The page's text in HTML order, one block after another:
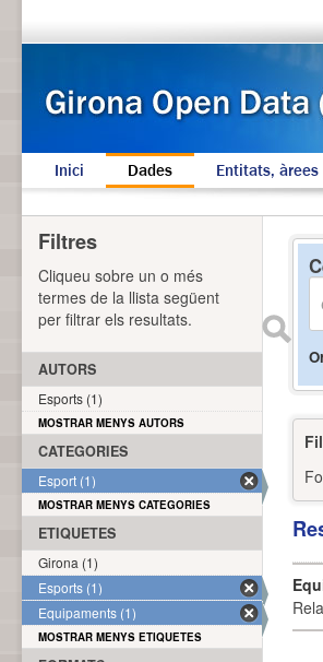
Inici Dades Entitats,
Filtres
Cliqueu sobre un o més
termes de la llista següent
per filtrar els resultats.
AUTORS
Esports (1)
MOSTRAR MENYS AUTORS
CATEGORIES
Esport (1)
MOSTRAR MENYS CATEGORIES
ETIQUETES
Girona (1)
Esports (1)
Equipaments (1)
MOSTRAR MENYS ETIQUETES